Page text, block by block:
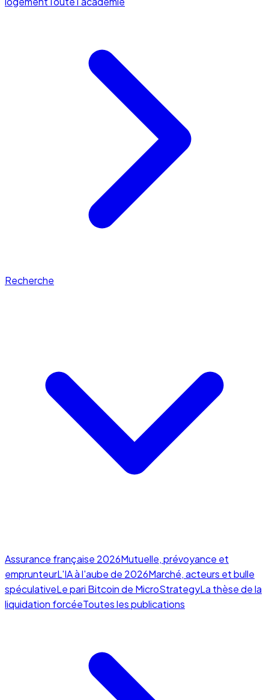
Recherche
Assurance française 2026Mutuelle, prévoyance et
emprunteurL'IA à l'aube de 2026Marché, acteurs et bulle
spéculativeLe pari Bitcoin de MicroStrategyLa thèse de la
liquidation forcéeToutes les publications